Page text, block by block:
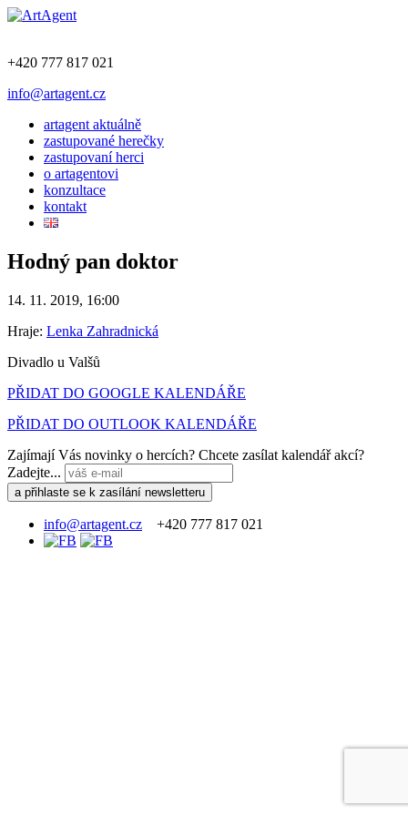
+420 777 817 021
info@artagent.cz
artagent aktuálně
zastupované herečky
zastupovaní herci
o artagentovi
konzultace
kontakt
Hodný pan doktor
14. 11. 2019, 16:00
Hraje: Lenka Zahradnická
Divadlo u Valšů
PŘIDAT DO GOOGLE KALENDÁŘE
PŘIDAT DO OUTLOOK KALENDÁŘE
Zajímají Vás novinky o hercích? Chcete zasílat kalendář akcí?
Zadejte...
info@artagent.cz +420 777 817 021